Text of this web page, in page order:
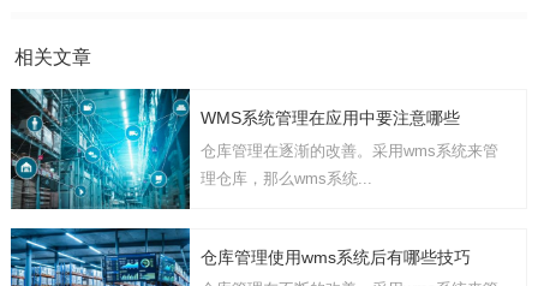
相关文章
WMS系统管理在应用中要注意哪些
仓库管理在逐渐的改善。采用wms系统来管
理仓库，那么wms系统...
仓库管理使用wms系统后有哪些技巧